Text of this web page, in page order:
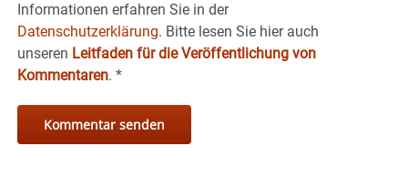
Informationen erfahren Sie in der
Datenschutzerklärung. Bitte lesen Sie hier auch
unseren Leitfaden für die Veröffentlichung von
Kommentaren. *